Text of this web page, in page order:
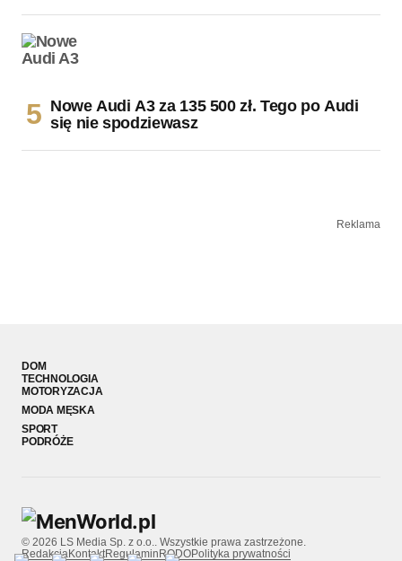
Nowe Audi A3 za 135 500 zł. Tego po Audi
się nie spodziewasz
Reklama
DOM
TECHNOLOGIA
MOTORYZACJA
MODA MĘSKA
SPORT
PODRÓŻE
© 2026 LS Media Sp. z o.o.. Wszystkie prawa zastrzeżone.
RedakcjaKontaktRegulamin RODOPolityka prywatności